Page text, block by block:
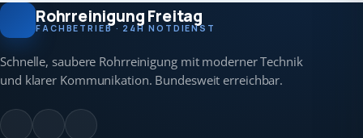
Rohrreinigung Freitag
FACHBETRIEB · 24H NOTDIENST
Schnelle, saubere Rohrreinigung mit moderner Technik
und klarer Kommunikation. Bundesweit erreichbar.